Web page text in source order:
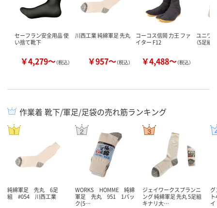
セーフラン安全用品 使
い捨て靴下
￥4,279～（税込）
川西工業 純綿軍足 先丸
￥957～（税込）
コーコス信岡 力王 ファ
イター F12
￥4,488～（税込）
ユニワ
（5足組）
作業着 靴下/軍足/足袋の売れ筋ランキング
純綿軍足 先丸 6足
組 #054 川西工業
WORKS HOMME 純綿
軍足 先丸 951 1パッ
ク(5…
ジェイワークスプランニ
ング 純綿軍足 先丸 5足組
キナリ大…